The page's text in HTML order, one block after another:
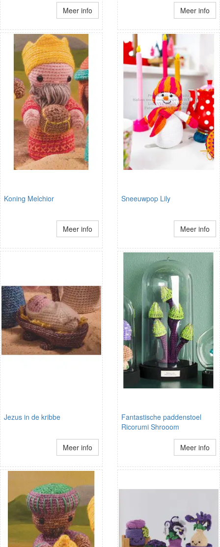
Meer info Meer info
Koning Melchior
Meer info
Sneeuwpop Lily
Meer info
Jezus in de kribbe
Meer info
Fantastische paddenstoel
Ricorumi Shrooom
Meer info